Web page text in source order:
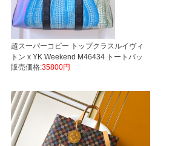
超スーパーコピー トップクラスルイヴィ
トン x YK Weekend M46434 トートバッ
グ LVバッグ代引き国内発送
販売価格:35800円